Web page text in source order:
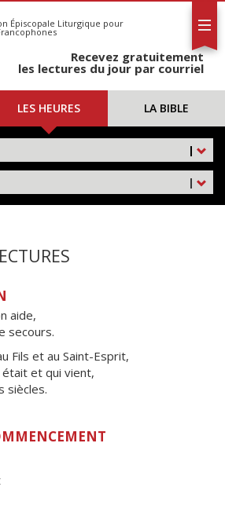
Épiscopale Liturgique pour
Recevez gratuitement
les lectures du jour par courriel
LES HEURES LA BIBLE
|
|
aide,
secours.
Fils et au Saint-Esprit,
était et qui vient,
siècles.